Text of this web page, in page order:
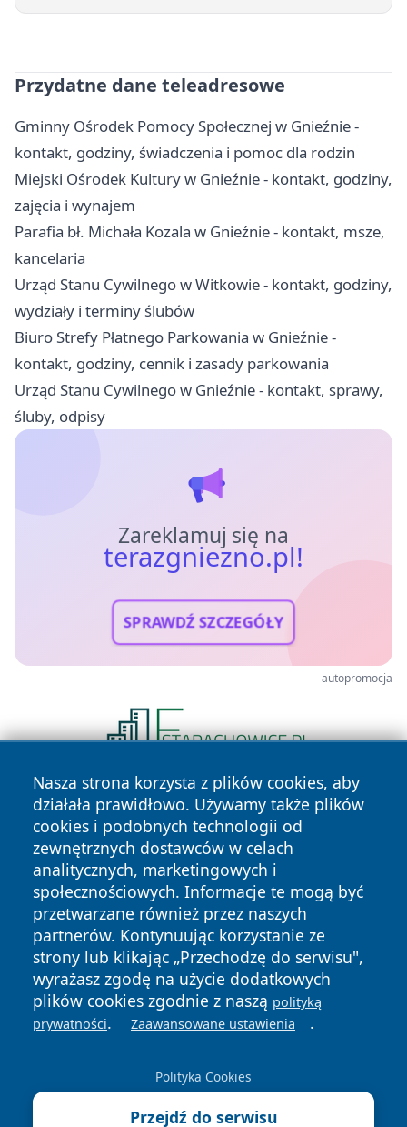
Przydatne dane teleadresowe
Gminny Ośrodek Pomocy Społecznej w Gnieźnie -
kontakt, godziny, świadczenia i pomoc dla rodzin
Miejski Ośrodek Kultury w Gnieźnie - kontakt, godziny,
zajęcia i wynajem
Parafia bł. Michała Kozala w Gnieźnie - kontakt, msze,
kancelaria
Urząd Stanu Cywilnego w Witkowie - kontakt, godziny,
wydziały i terminy ślubów
Biuro Strefy Płatnego Parkowania w Gnieźnie -
kontakt, godziny, cennik i zasady parkowania
Urząd Stanu Cywilnego w Gnieźnie - kontakt, sprawy,
śluby, odpisy
Zareklamuj się na
terazgniezno.pl!
SPRAWDŹ SZCZEGÓŁY
autopromocja
Nasza strona korzysta z plików cookies, aby
działała prawidłowo. Używamy także plików
cookies i podobnych technologii od
zewnętrznych dostawców w celach
analitycznych, marketingowych i
społecznościowych. Informacje te mogą być
przetwarzane również przez naszych
partnerów. Kontynuując korzystanie ze
strony lub klikając „Przechodzę do serwisu",
wyrażasz zgodę na użycie dodatkowych
plików cookies zgodnie z naszą polityką
prywatności. Zaawansowane ustawienia .
Polityka Cookies
Przejdź do serwisu
Copyright © 2026 terazgniezno.pl Wszystkie prawa
zastrzeżone.
News Autorzy
Polityka
Prywatności
Polityka
Cookies